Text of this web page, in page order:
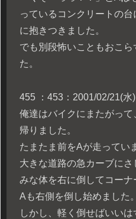
っているコンクリートの
に抱きつきました。
でも別段怖いこともおこ
た。
455 ：453：2001/02/21(水
俺達はバイクにまたがっ
帰りました。
たまたま前をAが走ってい
大きな道路の急カーブにさ
みな体を右に倒してコーナ
Aも右側を倒し始めました
しかし、軽く倒せばいい